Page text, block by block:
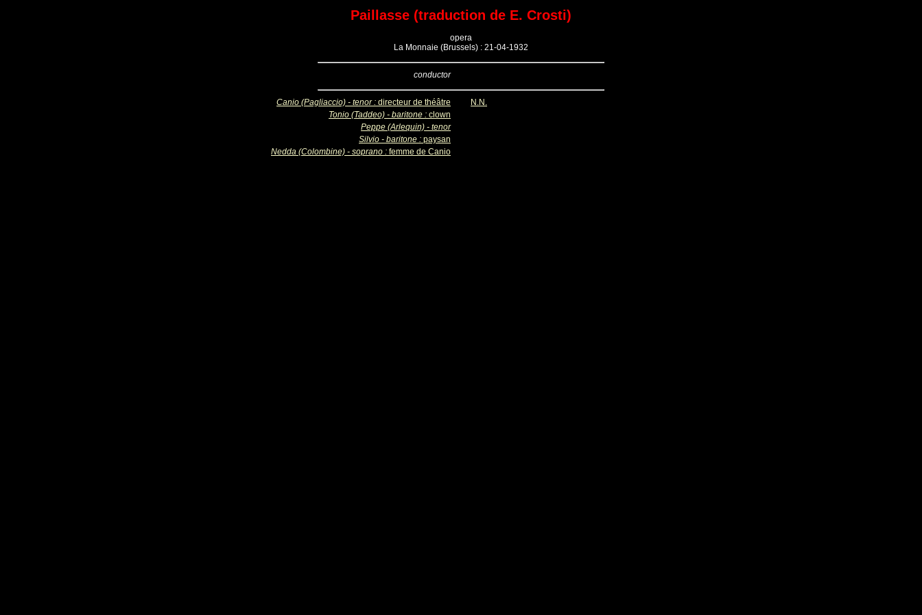
Paillasse (traduction de E. Crosti)
opera
La Monnaie (Brussels) : 21-04-1932
conductor
Canio (Pagliaccio) - tenor : directeur de théâtre
N.N.
Tonio (Taddeo) - baritone : clown
Peppe (Arlequin) - tenor
Silvio - baritone : paysan
Nedda (Colombine) - soprano : femme de Canio